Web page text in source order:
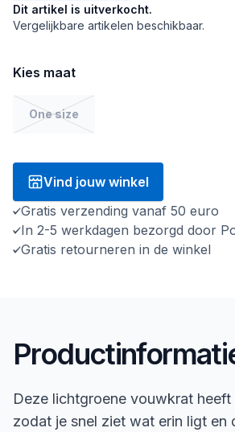
Dit artikel is uitverkocht.
Vergelijkbare artikelen beschikbaar.
Kies maat
One size
Vind jouw winkel
Gratis verzending vanaf 50 euro
In 2-5 werkdagen bezorgd door
Gratis retourneren in de winkel
Deze lichtgroene vouwkrat
zodat je snel ziet wat erin ligt en